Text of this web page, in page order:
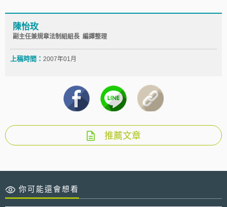
陳怡玫
副主任兼規章法制組組長 編譯整理
上稿時間： 2007年01月
推薦文章
你可能還會想看